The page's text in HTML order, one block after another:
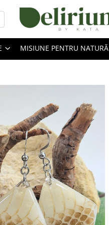
MISIUNE PENTRU NATURĂ